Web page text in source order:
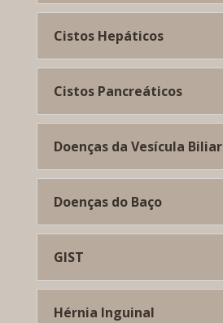
Cistos Hepáticos
Cistos Pancreáticos
Doenças da Vesícula Biliar
Doenças do Baço
GIST
Hérnia Inguinal